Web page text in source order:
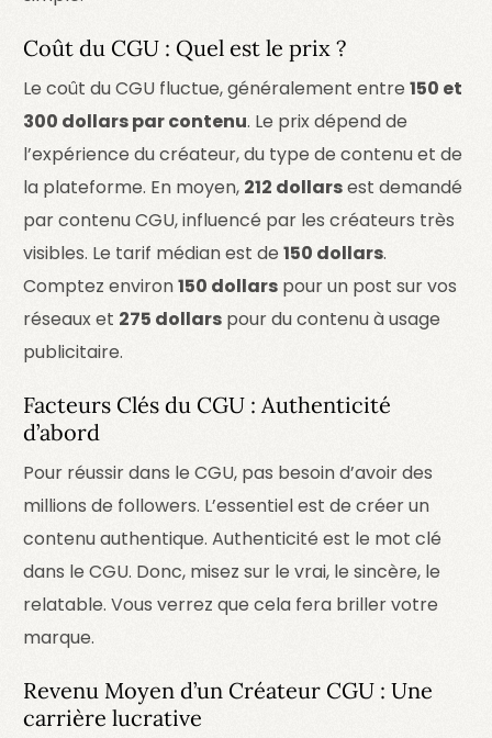
Coût du CGU : Quel est le prix ?
Le coût du CGU fluctue, généralement entre150 et
300 dollars par contenu. Le prix dépend de
l’expérience du créateur, du type de contenu et de
la plateforme. En moyen, 212 dollarsest demandé
par contenu CGU, influencé par les créateurs très
visibles. Le tarif médian est de150 dollars.
Comptez environ150 dollars pour un post sur vos
réseaux et 275 dollars pour du contenu à usage
publicitaire.
Facteurs Clés du CGU : Authenticité
d’abord
Pour réussir dans le CGU, pas besoin d’avoir des
millions de followers. L’essentiel est de créer un
contenu authentique. Authenticité est le mot clé
dans le CGU. Donc, misez sur le vrai, le sincère, le
relatable. Vous verrez que cela fera briller votre
marque.
Revenu Moyen d’un Créateur CGU : Une
carrière lucrative